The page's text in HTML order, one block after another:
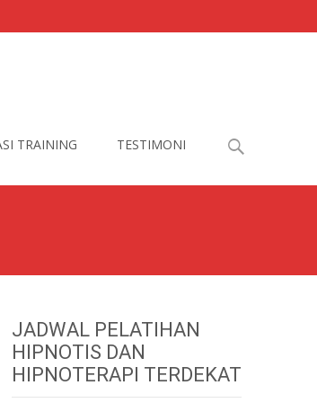
TRAINING TESTIMONI
Search
JADWAL PELATIHAN
HIPNOTIS DAN
HIPNOTERAPI TERDEKAT